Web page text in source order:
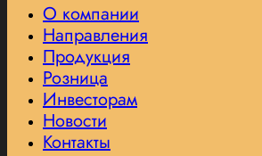
О компании
Направления
Продукция
Розница
Инвесторам
Новости
Контакты